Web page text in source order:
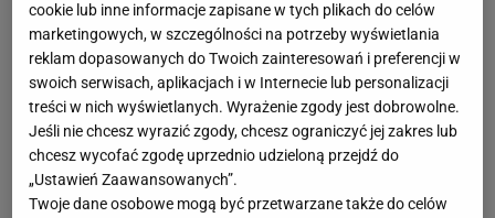
cookie lub inne informacje zapisane w tych plikach do celów
marketingowych, w szczególności na potrzeby wyświetlania
reklam dopasowanych do Twoich zainteresowań i preferencji w
swoich serwisach, aplikacjach i w Internecie lub personalizacji
treści w nich wyświetlanych. Wyrażenie zgody jest dobrowolne.
Jeśli nie chcesz wyrazić zgody, chcesz ograniczyć jej zakres lub
chcesz wycofać zgodę uprzednio udzieloną przejdź do
„Ustawień Zaawansowanych”.
Twoje dane osobowe mogą być przetwarzane także do celów